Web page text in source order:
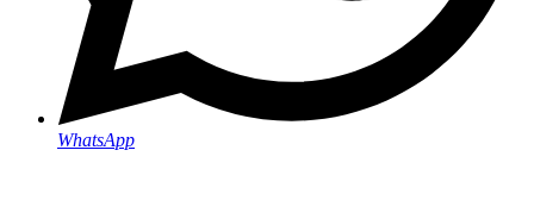
WhatsApp